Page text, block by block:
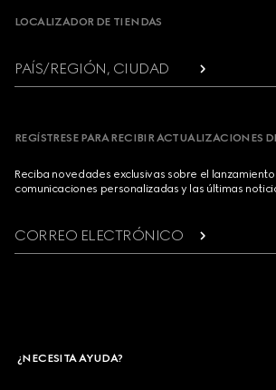
LOCALIZADOR DE TIENDAS
PAÍS/REGIÓN, CIUDAD
REGÍSTRESE PARA RECIBIR ACTUALIZACIONES
Reciba novedades exclusivas sobre el
comunicaciones personalizadas y las últimas
CORREO ELECTRÓNICO
¿NECESITA AYUDA?